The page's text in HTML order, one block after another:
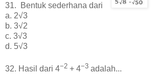
31. Bentuk sederhana dari
a. 2√3
b. 3√2
c. 3√3
d. 5√3
32. Hasil dari 4−2 + 4−3 adalah...